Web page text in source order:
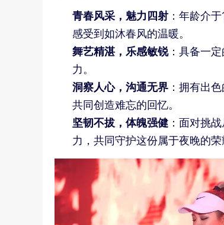
青春风采，魅力四射 ：年龄介
感受到如沐春风的温暖。
舞艺精湛，乐感敏锐：具备一
力。
洞察人心，沟通无界 ：拥有出
共同创造难忘的回忆。
坚韧不拔，体魄强健 ：面对挑
力，共同守护这份属于夜晚的荣